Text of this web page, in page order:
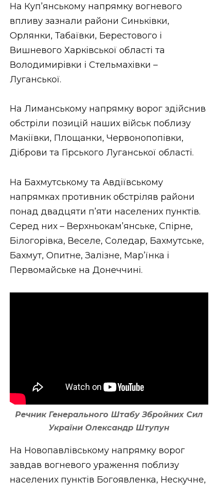
На Куп’янському напрямку вогневого
впливу зазнали райони Синьківки,
Орлянки, Табаївки, Берестового і
Вишневого Харківської області та
Володимирівки і Стельмахівки –
Луганської.
На Лиманському напрямку ворог здійснив
обстріли позицій наших військ поблизу
Макіївки, Площанки, Червонопопівки,
Діброви та Гірського Луганської області.
На Бахмутському та Авдіївському
напрямках противник обстріляв райони
понад двадцяти п’яти населених пунктів.
Серед них – Верхньокам’янське, Спірне,
Білогорівка, Веселе, Соледар, Бахмутське,
Бахмут, Опитне, Залізне, Мар’їнка і
Первомайське на Донеччині.
Речник Генерального Штабу Збройних Сил
України Олександр Штупун
На Новопавлівському напрямку ворог
завдав вогневого ураження поблизу
населених пунктів Богоявленка, Нескучне,